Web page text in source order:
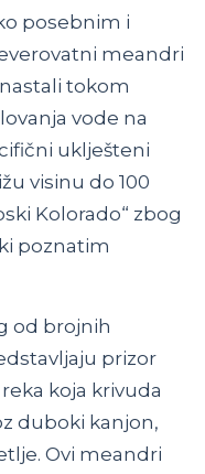
posebnim i
meandri
tokom
vode na
uklješteni
visinu do 100
Kolorado“ zbog
poznatim
od brojnih
prizor
koja krivuda
duboki kanjon,
Ovi meandri